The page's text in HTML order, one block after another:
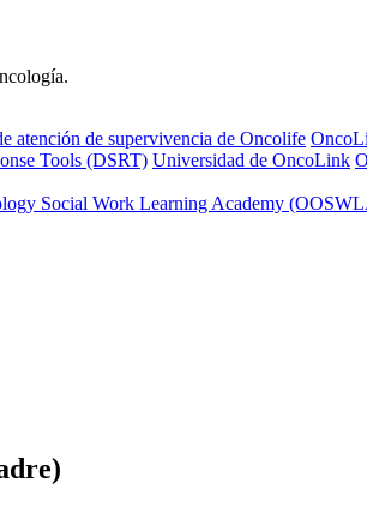
atención de supervivencia de Oncolife
Tools (DSRT) Universidad de OncoLink
Social Work Learning Academy